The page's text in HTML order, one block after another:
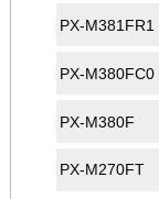
PX-M381FR1
PX-M380FC0
PX-M380F
PX-M270FT